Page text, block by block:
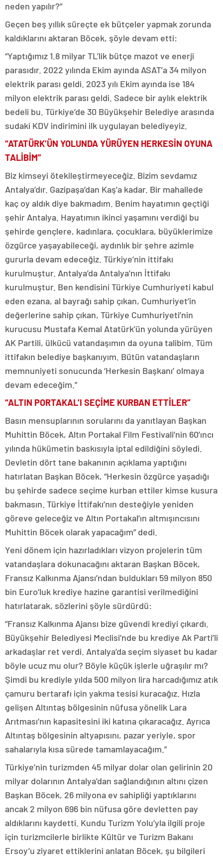
neden yapılır?”
Geçen beş yıllık süreçte ek bütçeler yapmak zorunda
kaldıklarını aktaran Böcek, şöyle devam etti:
“Yaptığımız 1.8 milyar TL’lik bütçe mazot ve enerji
parasıdır. 2022 yılında Ekim ayında ASAT’a 34 milyon
elektrik parası geldi. 2023 yılı Ekim ayında ise 184
milyon elektrik parası geldi. Sadece bir aylık elektrik
bedeli bu. Türkiye’de 30 Büyükşehir Belediye arasında
sudaki KDV indirimini ilk uygulayan belediyeyiz.
“ATATÜRK’ÜN YOLUNDA YÜRÜYEN HERKESİN OYUNA
TALİBİM”
Biz kimseyi ötekileştirmeyeceğiz. Bizim sevdamız
Antalya’dır. Gazipaşa’dan Kaş’a kadar. Bir mahallede
kaç oy aldık diye bakmadım. Benim hayatımın geçtiği
şehir Antalya. Hayatımın ikinci yaşamını verdiği bu
şehirde gençlere, kadınlara, çocuklara, büyüklerimize
özgürce yaşayabileceği, aydınlık bir şehre azimle
gururla devam edeceğiz. Türkiye’nin ittifakı
kurulmuştur. Antalya’da Antalya’nın İttifakı
kurulmuştur. Ben kendisini Türkiye Cumhuriyeti kabul
eden ezana, al bayrağı sahip çıkan, Cumhuriyet’in
değerlerine sahip çıkan, Türkiye Cumhuriyeti’nin
kurucusu Mustafa Kemal Atatürk’ün yolunda yürüyen
AK Partili, ülkücü vatandaşımın da oyuna talibim. Tüm
ittifakın belediye başkanıyım. Bütün vatandaşların
memnuniyeti sonucunda ‘Herkesin Başkanı’ olmaya
devam edeceğim.”
“ALTIN PORTAKAL’I SEÇİME KURBAN ETTİLER”
Basın mensuplarının sorularını da yanıtlayan Başkan
Muhittin Böcek, Altın Portakal Film Festivali’nin 60’ıncı
yılında hükümetin baskısıyla iptal edildiğini söyledi.
Devletin dört tane bakanının açıklama yaptığını
hatırlatan Başkan Böcek, “Herkesin özgürce yaşadığı
bu şehirde sadece seçime kurban ettiler kimse kusura
bakmasın. Türkiye İttifakı’nın desteğiyle yeniden
göreve geleceğiz ve Altın Portakal’ın altmışıncısını
Muhittin Böcek olarak yapacağım” dedi.
Yeni dönem için hazırladıkları vizyon projelerin tüm
vatandaşlara dokunacağını aktaran Başkan Böcek,
Fransız Kalkınma Ajansı’ndan buldukları 59 milyon 850
bin Euro’luk krediye hazine garantisi verilmediğini
hatırlatarak, sözlerini şöyle sürdürdü:
“Fransız Kalkınma Ajansı bize güvendi krediyi çıkardı.
Büyükşehir Belediyesi Meclisi’nde bu krediye Ak Parti’li
arkadaşlar ret verdi. Antalya’da seçim siyaset bu kadar
böyle ucuz mu olur? Böyle küçük işlerle uğraşılır mı?
Şimdi bu krediyle yılda 500 milyon lira harcadığımız atık
çamuru bertarafı için yakma tesisi kuracağız. Hızla
gelişen Altıntaş bölgesinin nüfusa yönelik Lara
Arıtması’nın kapasitesini iki katına çıkaracağız. Ayrıca
Altıntaş bölgesinin altyapısını, pazar yeriyle, spor
sahalarıyla kısa sürede tamamlayacağım.”
Türkiye’nin turizmden 45 milyar dolar olan gelirinin 20
milyar dolarının Antalya’dan sağlandığının altını çizen
Başkan Böcek, 26 milyona ev sahipliği yaptıklarını
ancak 2 milyon 696 bin nüfusa göre devletten pay
aldıklarını kaydetti. Kundu Turizm Yolu’yla ilgili proje
için turizmcilerle birlikte Kültür ve Turizm Bakanı
Ersoy’u ziyaret ettiklerini anlatan Böcek, şu bilgileri